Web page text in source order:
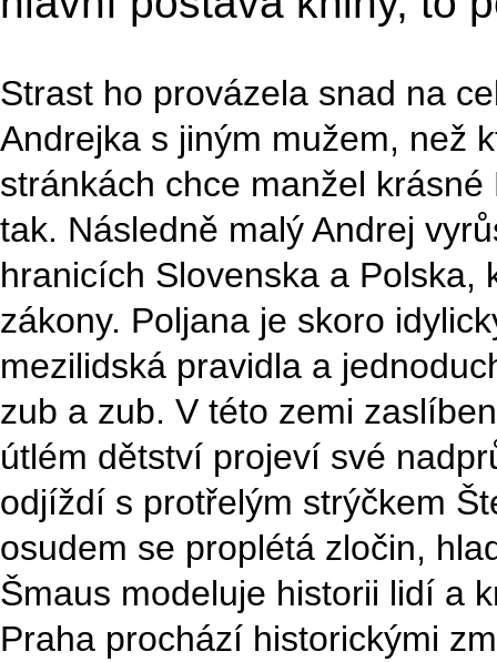
Strast ho provázela snad na
Andrejka s jiným mužem, než
stránkách chce manžel
tak. Následně malý Andrej
hranicích Slovenska a Polska,
zákony. Poljana je skoro
mezilidská pravidla a
zub a zub. V této zemi
útlém dětství projeví své
odjíždí s protřelým strýčkem
osudem se proplétá zločin,
Šmaus modeluje historii lidí a
Praha prochází historickými